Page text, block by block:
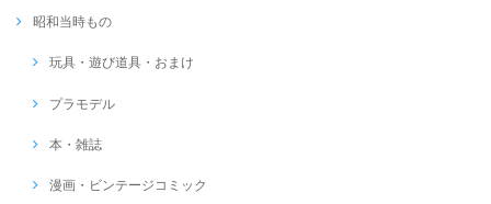
昭和当時もの
玩具・遊び道具・おまけ
プラモデル
本・雑誌
漫画・ビンテージコミック